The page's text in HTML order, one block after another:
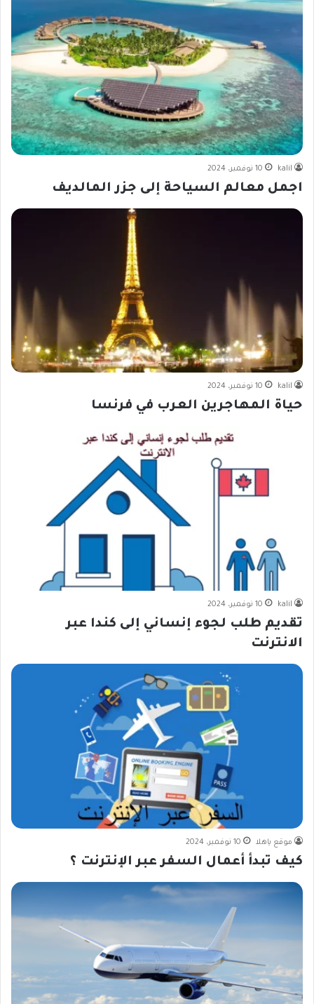
kalil 10 نوفمبر، 2024
اجمل معالم السياحة إلى جزر المالديف
kalil 10 نوفمبر، 2024
حياة المهاجرين العرب في فرنسا
kalil 10 نوفمبر، 2024
تقديم طلب لجوء إنساني إلى كندا عبر
الانترنت
موقع ياهلا 10 نوفمبر، 2024
كيف تبدأ أعمال السفر عبر الإنترنت ؟